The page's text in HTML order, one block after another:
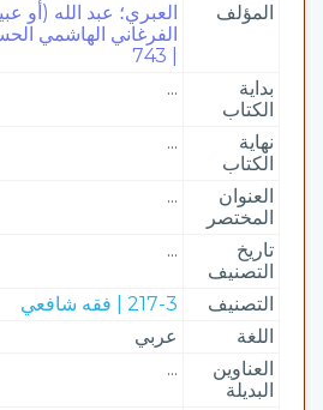
المؤلف
العبري؛ عبد الله (أو
الفرغاني الهاشمي
بداية
الكتاب
...
نهاية
الكتاب
...
العنوان
المختصر
...
تاريخ
التصنيف
...
التصنيف
217-3 | فقه شافعي
اللغة
عربي
العناوين
البديلة
...